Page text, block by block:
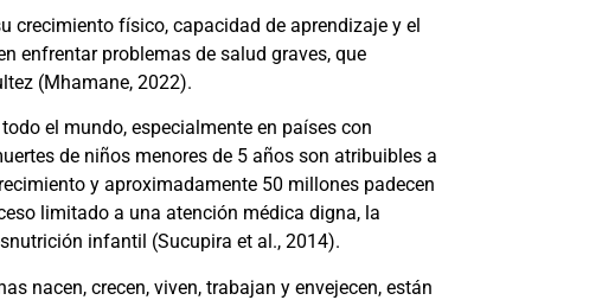
crecimiento físico, capacidad de aprendizaje y el
enfrentar problemas de salud graves, que
(Mhamane, 2022).
el mundo, especialmente en países con
de niños menores de 5 años son atribuibles a
y aproximadamente 50 millones padecen
limitado a una atención médica digna, la
infantil (Sucupira et al., 2014).
nacen, crecen, viven, trabajan y envejecen, están